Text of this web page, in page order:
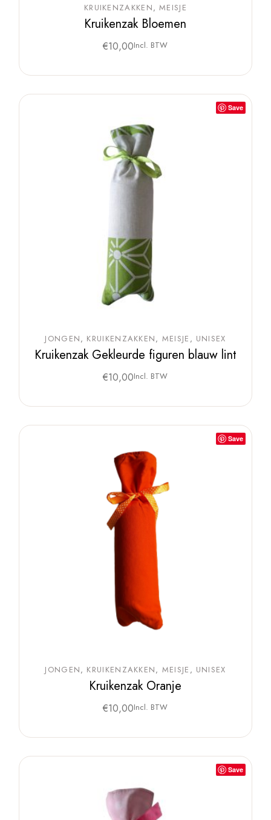
KRUIKENZAKKEN MEISJE
Kruikenzak Bloemen
€10,00Incl. BTW
Save
JONGEN KRUIKENZAKKEN MEISJE UNISEX
Kruikenzak Gekleurde figuren blauw lint
€10,00Incl. BTW
Save
JONGEN KRUIKENZAKKEN MEISJE UNISEX
Kruikenzak Oranje
€10,00Incl. BTW
Save